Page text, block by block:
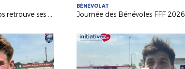
Quand Didiier Deschamps retrouve ses racines nantaises...
BÉNÉVOLAT
Journée des Bénévoles FFF 2026